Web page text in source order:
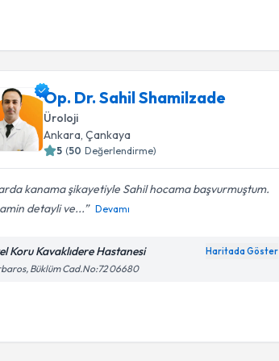
Op. Dr. Sahil Shamilzade
Üroloji
Ankara , Çankaya
5 (50 Değerlendirme)
kanama şikayetiyle Sahil hocama başvurmuştum.
detayli ve...
Devamı
Koru Kavaklıdere Hastanesi Haritada Göster
Büklüm Cad.No:72 06680